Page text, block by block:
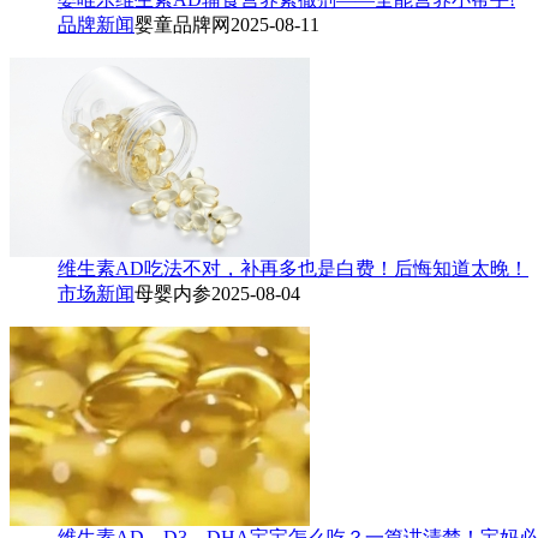
品牌新闻婴童品牌网 2025-08-11
维生素AD吃法不对，补再多也是白费！后悔知道太晚！
市场新闻母婴内参2025-08-04